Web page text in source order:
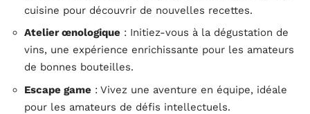
cuisine pour découvrir de nouvelles recettes.
Atelier œnologique : Initiez-vous à la dégustation de
vins, une expérience enrichissante pour les amateurs
de bonnes bouteilles.
Escape game : Vivez une aventure en équipe, idéale
pour les amateurs de défis intellectuels.